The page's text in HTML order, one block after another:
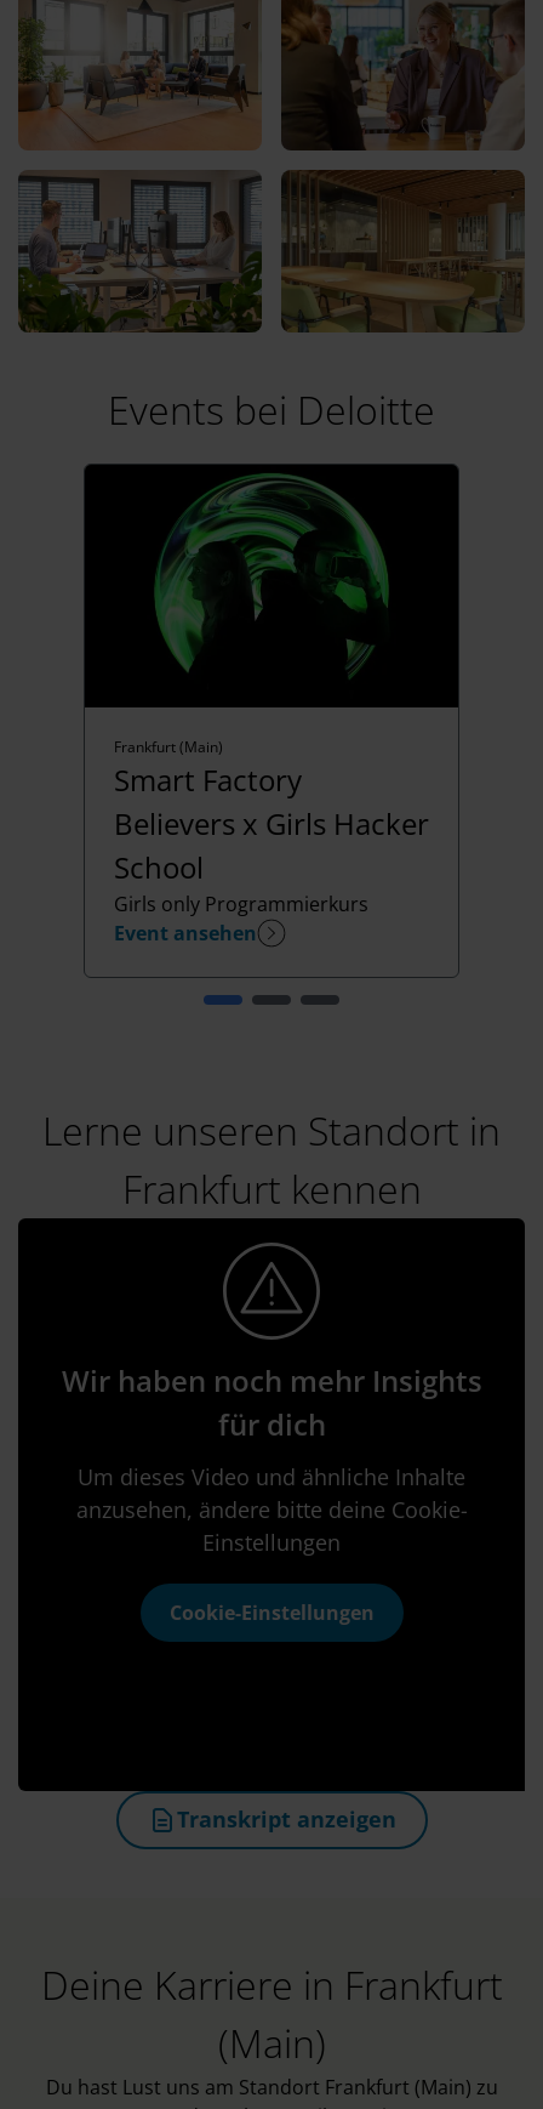
Events bei Deloitte
Frankfurt (Main)
Smart Factory
Believers x Girls Hacker
School
Girls only Programmierkurs
Event ansehen
Lerne unseren Standort in
Frankfurt kennen
Wir haben noch mehr Insights
für dich
Um dieses Video und ähnliche Inhalte
anzusehen, ändere bitte deine Cookie-
Einstellungen
Cookie-Einstellungen
Transkript anzeigen
(öffnet in neuem Tab)
Deine Karriere in Frankfurt
(Main)
Du hast Lust uns am Standort Frankfurt (Main) zu